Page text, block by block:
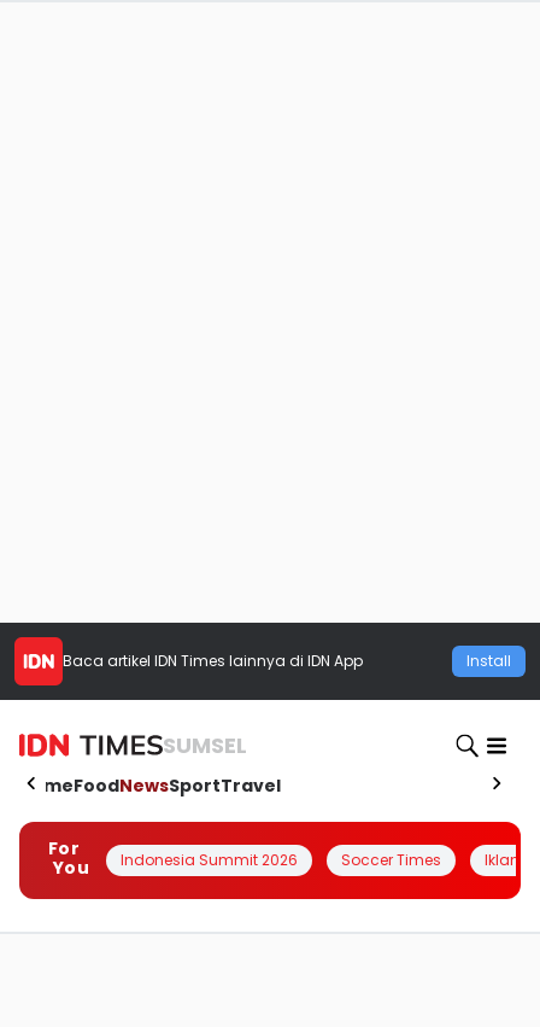
Baca artikel IDN Times lainnya di IDN App Install
SUMSEL
HomeFoodNewsSportTravel
For
You
Indonesia Summit 2026 Soccer Times Iklanin